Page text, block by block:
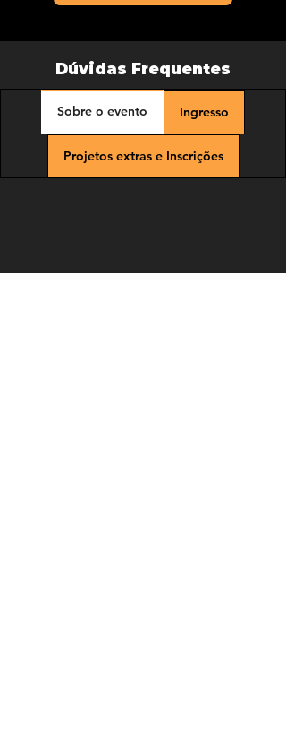
Dúvidas Frequentes
Sobre o evento Ingresso
Projetos extras e Inscrições